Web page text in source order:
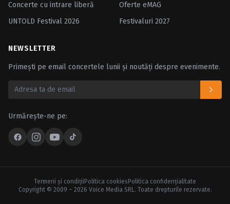
Concerte cu intrare liberă
Oferte eMAG
UNTOLD Festival 2026
Festivaluri 2027
NEWSLETTER
Primești pe email concertele lunii și noutăți despre evenimente.
Urmărește-ne pe:
Termeni şi condiţii Politica cookies Politica confidenţialitate
Copyright © 2009 – 2026 Voice Media SRL. Toate drepturile rezervate.